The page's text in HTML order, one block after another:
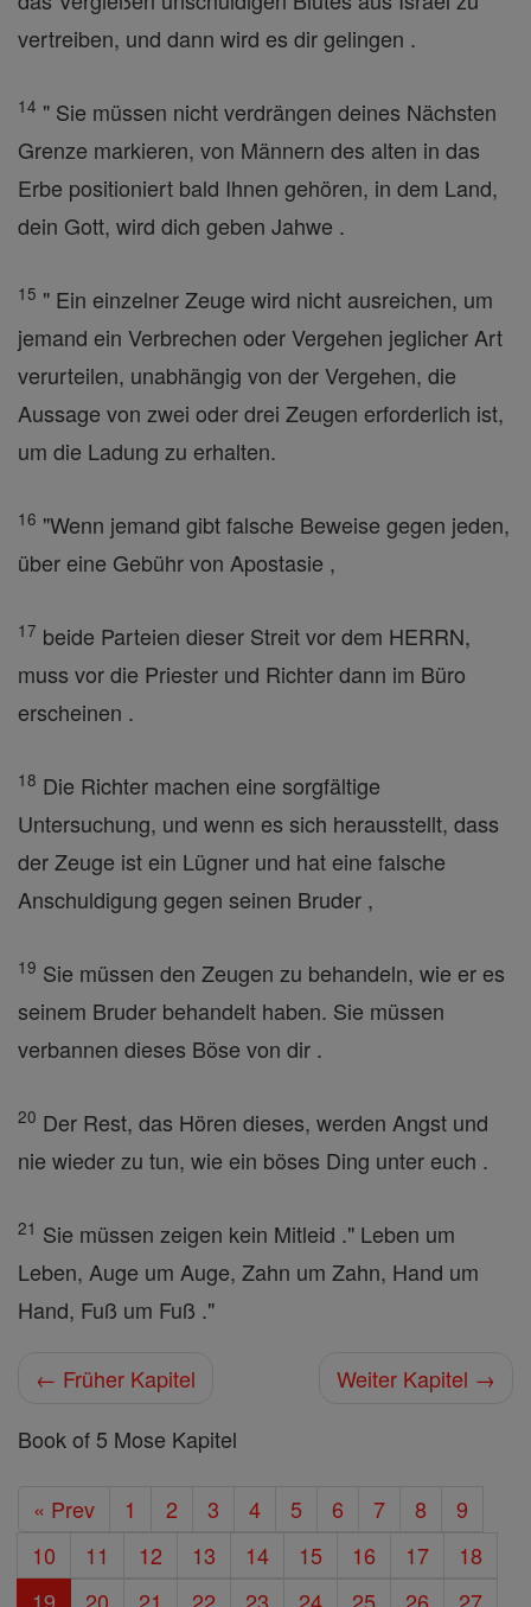
vertreiben, und dann wird es dir gelingen .
14 " Sie müssen nicht verdrängen deines Nächsten
Grenze markieren, von Männern des alten in das
Erbe positioniert bald Ihnen gehören, in dem Land,
dein Gott, wird dich geben Jahwe .
15 " Ein einzelner Zeuge wird nicht ausreichen, um
jemand ein Verbrechen oder Vergehen jeglicher Art
verurteilen, unabhängig von der Vergehen, die
Aussage von zwei oder drei Zeugen erforderlich ist,
um die Ladung zu erhalten.
16 "Wenn jemand gibt falsche Beweise gegen jeden,
über eine Gebühr von Apostasie ,
17 beide Parteien dieser Streit vor dem HERRN,
muss vor die Priester und Richter dann im Büro
erscheinen .
18 Die Richter machen eine sorgfältige
Untersuchung, und wenn es sich herausstellt, dass
der Zeuge ist ein Lügner und hat eine falsche
Anschuldigung gegen seinen Bruder ,
19 Sie müssen den Zeugen zu behandeln, wie er es
seinem Bruder behandelt haben. Sie müssen
verbannen dieses Böse von dir .
20 Der Rest, das Hören dieses, werden Angst und
nie wieder zu tun, wie ein böses Ding unter euch .
21 Sie müssen zeigen kein Mitleid ." Leben um
Leben, Auge um Auge, Zahn um Zahn, Hand um
Hand, Fuß um Fuß ."
← Früher Kapitel
Weiter Kapitel →
Book of 5 Mose Kapitel
« Prev 1 2 3 4 5 6 7 8
9
10
11 12 13 14 15 16 17
18